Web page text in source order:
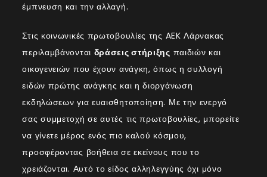
έμπνευση και την αλλαγή.
Στις κοινωνικές πρωτοβουλίες της AEK Λάρνακας
περιλαμβάνονται δράσεις στήριξης παιδιών και
οικογενειών που έχουν ανάγκη, όπως η συλλογή
ειδών πρώτης ανάγκης και η διοργάνωση
εκδηλώσεων για ευαισθητοποίηση. Με την ενεργό
σας συμμετοχή σε αυτές τις πρωτοβουλίες, μπορείτε
να γίνετε μέρος ενός πιο καλού κόσμου,
προσφέροντας βοήθεια σε εκείνους που το
χρειάζονται. Αυτό το είδος αλληλεγγύης όχι μόνο